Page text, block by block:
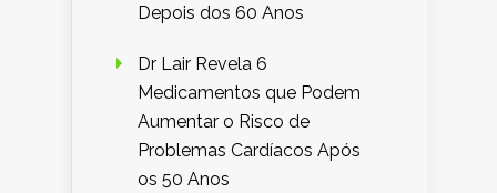
Depois dos 60 Anos
Dr Lair Revela 6
Medicamentos que Podem
Aumentar o Risco de
Problemas Cardíacos Após
os 50 Anos